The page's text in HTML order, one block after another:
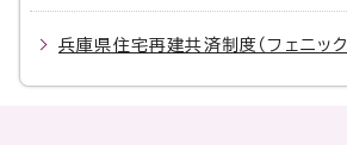
兵庫県住宅再建共済制度（フェニック